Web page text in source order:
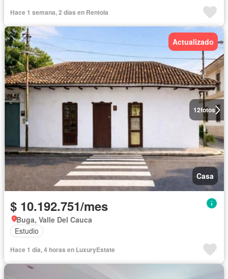
Hace 1 semana, 2 días en Rentola
12fotos
Actualizado
Casa
$ 10.192.751/mes
Buga, Valle Del Cauca
Estudio
Hace 1 día, 4 horas en LuxuryEstate